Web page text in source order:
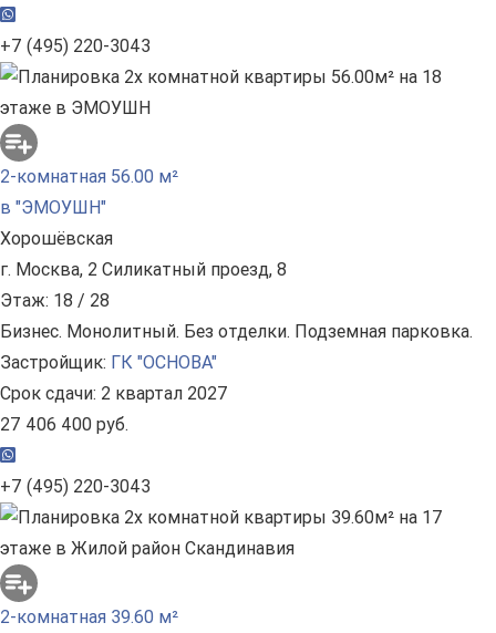
+7 (495) 220-3043
2-комнатная 56.00 м²
в "ЭМОУШН"
Хорошёвская
г. Москва, 2 Силикатный проезд, 8
Этаж: 18 / 28
Бизнес. Монолитный. Без отделки. Подземная парковка.
Застройщик: ГК "ОСНОВА"
Срок сдачи: 2 квартал 2027
27 406 400 руб.
+7 (495) 220-3043
2-комнатная 39.60 м²